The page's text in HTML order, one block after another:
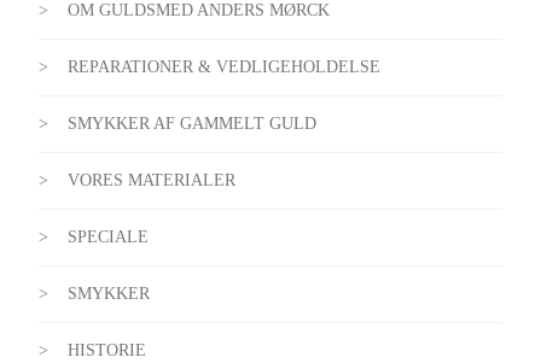
OM GULDSMED ANDERS MØRCK
REPARATIONER & VEDLIGEHOLDELSE
SMYKKER AF GAMMELT GULD
VORES MATERIALER
SPECIALE
SMYKKER
HISTORIE